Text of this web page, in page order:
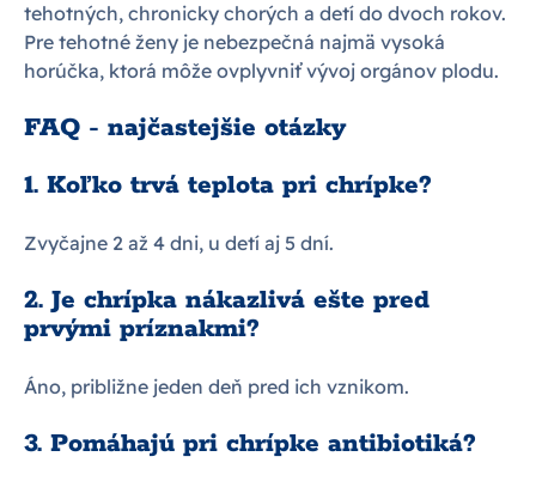
tehotných, chronicky chorých a detí do dvoch rokov.
Pre tehotné ženy je nebezpečná najmä vysoká
horúčka, ktorá môže ovplyvniť vývoj orgánov plodu.
FAQ - najčastejšie otázky
1. Koľko trvá teplota pri chrípke?
Zvyčajne 2 až 4 dni, u detí aj 5 dní.
2. Je chrípka nákazlivá ešte pred
prvými príznakmi?
Áno, približne jeden deň pred ich vznikom.
3. Pomáhajú pri chrípke antibiotiká?